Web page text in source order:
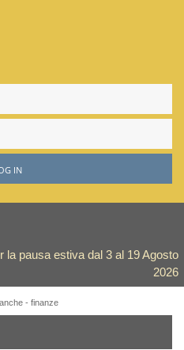
IN
la pausa estiva dal 3 al 19 Agosto
2026
- finanze